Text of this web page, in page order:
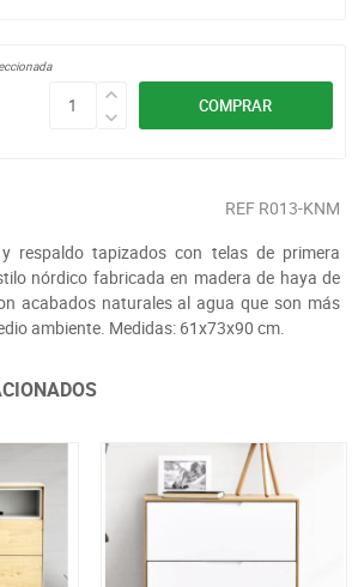
COMPRAR
REF R013-KNM
respaldo tapizados con telas de primera
nórdico fabricada en madera de haya de
acabados naturales al agua que son más
ambiente. Medidas: 61x73x90 cm.